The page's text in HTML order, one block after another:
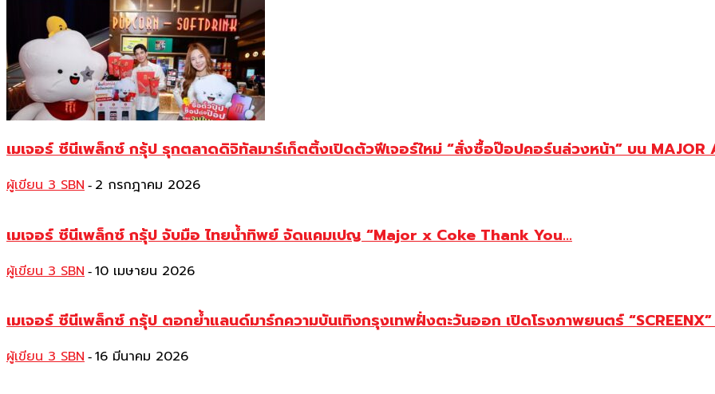
เมเจอร์ ซีนีเพล็กซ์ กรุ้ป รุกตลาดดิจิทัลมาร์เก็ตติ้งเปิดตัวฟีเจอร์ใหม่ “สั่งซื้อป๊อปคอร์นล่วงหน้า” บน MAJOR
ผู้เขียน 3 SBN - 2 กรกฎาคม 2026
เมเจอร์ ซีนีเพล็กซ์ กรุ้ป จับมือ ไทยน้ำทิพย์ จัดแคมเปญ “Major x Coke Thank You...
ผู้เขียน 3 SBN - 10 เมษายน 2026
เมเจอร์ ซีนีเพล็กซ์ กรุ้ป ตอกย้ำแลนด์มาร์กความบันเทิงกรุงเทพฝั่งตะวันออก เปิดโรงภาพยนตร์
ผู้เขียน 3 SBN - 16 มีนาคม 2026